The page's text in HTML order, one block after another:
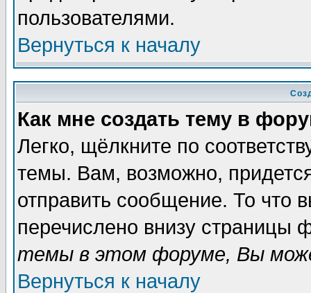
пользователями.
Вернуться к началу
Как мне создать тему в
Легко, щёлкните по
темы. Вам, возможно,
отправить сообщение. То что
перечислено внизу страницы
темы в этом форуме, Вы
Вернуться к началу